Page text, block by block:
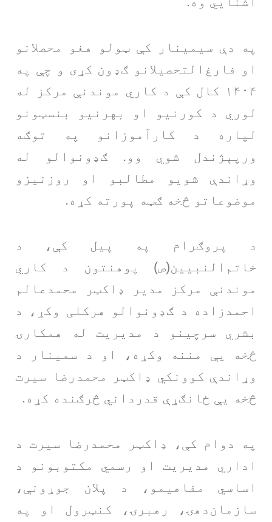
په دې سیمینار کې ټولو هغو محصلانو
او فارغ‌التحصیلانو ګډون کړی و چې په
۱۴۰۴ کال کې د کاري موندنې مرکز له
لوري د کورنیو او بهرنیو بنسټونو
لپاره د کارآموزانو په توګه
ورپېژندل شوي وو. ګډونوالو له
وړاندې شویو مطالبو او روزنیزو
موضوعاتو څخه ګټه پورته کړه.
د پروګرام په پیل کې، د
خاتم‌النبیین(ص) پوهنتون د کاري
موندنې مرکز مدیر ډاکټر محمدعالم
احمدزاده د ګډونوالو هرکلی وکړ، د
بشري سرچینو د مدیریت له همکارۍ
څخه یې مننه وکړه، او د سمینار د
وړاندې کوونکي ډاکټر محمدرضا سیرت
څخه یې ځانګړې قدرداني څرګنده کړه.
په دوام کې، ډاکټر محمدرضا سیرت د
اداري مدیریت او رسمي مکتوبونو د
اساسي مفاهیمو، د پلان جوړونې،
سازمان‌دهۍ، رهبرۍ، کنټرول او په